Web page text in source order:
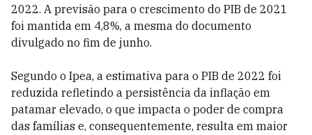
2022. A previsão para o crescimento do PIB de 2021
foi mantida em 4,8%, a mesma do documento
divulgado no fim de junho.
Segundo o Ipea, a estimativa para o PIB de 2022 foi
reduzida refletindo a persistência da inflação em
patamar elevado, o que impacta o poder de compra
das famílias e, consequentemente, resulta em maior